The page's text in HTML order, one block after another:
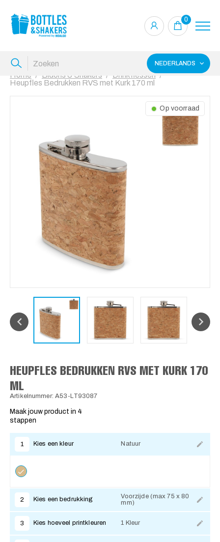
0
NEDERLANDS
Home Bidons & Shakers
Drinkflessen
Heupfles Bedrukken RVS met Kurk 170 ml
Op voorraad
HEUPFLES BEDRUKKEN RVS MET KURK 170
ML
Artikelnummer: A53-LT93087
Maak jouw product in 4
stappen
1 Kies een kleur Natuur
2 Kies een bedrukking
Voorzijde (max 75 x 80
mm)
3 Kies hoeveel printkleuren 1 Kleur